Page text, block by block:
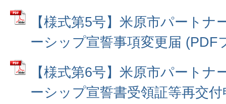
【様式第5号】米原市パート
ーシップ宣誓事項変更届 (PDF
【様式第6号】米原市パート
ーシップ宣誓書受領証等再交